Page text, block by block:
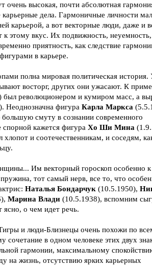
очень высокая, почти абсолютная
дела. Гармоничные личности
карьерой, а вот векторные люди, даже и
этому вкус. Их подвижность, неуемность,
приятность, как следствие
в карьере.
полна мировая политическая
восторг, других они ужасают. К
был революционером и кумиром масс, а
Неоднозначна фигура Карла Mapкса
смуту в сознании современного
спорной кажется фигура Хо Ши Мина
хлопот и соотечественникам, и соседям,
Им векторный гороскоп особенно к
пружина, тот самый нерв, все то, что
Наталья Бондарчук (10.5.1950),
Марина Влади (10.5.1938), вспомним
о чем идет речь.
и люди-Близнецы очень похожи по
сочетание в одном человеке этих двух
гармонии, максимальному
на жизнь, отсутствию ярких карьерных